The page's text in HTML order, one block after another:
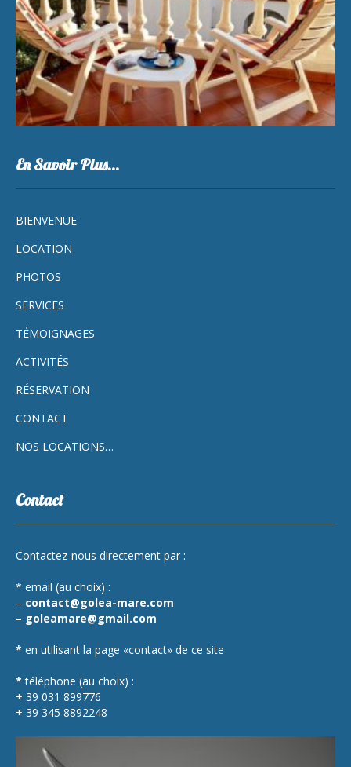
En Savoir Plus…
BIENVENUE
LOCATION
PHOTOS
SERVICES
TÉMOIGNAGES
ACTIVITÉS
RÉSERVATION
CONTACT
NOS LOCATIONS…
Contact
Contactez-nous directement par :
* email (au choix) :
– contact@golea-mare.com
– goleamare@gmail.com
* en utilisant la page «contact» de ce site
* téléphone (au choix) :
+ 39 031 899776
+ 39 345 8892248